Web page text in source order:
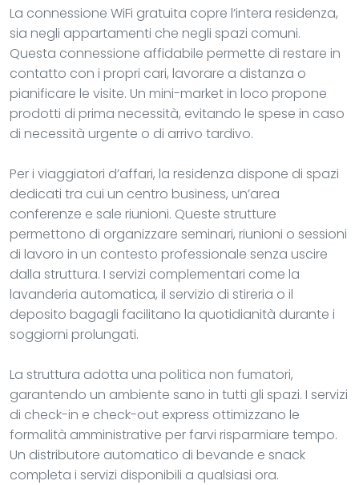
La connessione WiFi gratuita copre l’intera residenza,
sia negli appartamenti che negli spazi comuni.
Questa connessione affidabile permette di restare in
contatto con i propri cari, lavorare a distanza o
pianificare le visite. Un mini-market in loco propone
prodotti di prima necessità, evitando le spese in caso
di necessità urgente o di arrivo tardivo.
Per i viaggiatori d’affari, la residenza dispone di spazi
dedicati tra cui un centro business, un’area
conferenze e sale riunioni. Queste strutture
permettono di organizzare seminari, riunioni o sessioni
di lavoro in un contesto professionale senza uscire
dalla struttura. I servizi complementari come la
lavanderia automatica, il servizio di stireria o il
deposito bagagli facilitano la quotidianità durante i
soggiorni prolungati.
La struttura adotta una politica non fumatori,
garantendo un ambiente sano in tutti gli spazi. I servizi
di check-in e check-out express ottimizzano le
formalità amministrative per farvi risparmiare tempo.
Un distributore automatico di bevande e snack
completa i servizi disponibili a qualsiasi ora.